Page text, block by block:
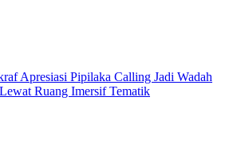
Apresiasi Pipilaka Calling Jadi Wadah
Ruang Imersif Tematik